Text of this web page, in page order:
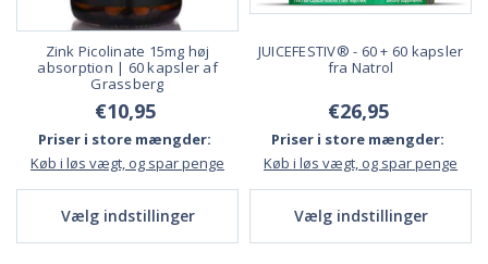
Zink Picolinate 15mg høj
absorption | 60 kapsler af
Grassberg
€10,95
Priser i store mængder:
Køb i løs vægt, og spar penge
Vælg indstillinger
JUICEFESTIV® - 60 + 60 kapsler
fra Natrol
€26,95
Priser i store mængder:
Køb i løs vægt, og spar penge
Vælg indstillinger